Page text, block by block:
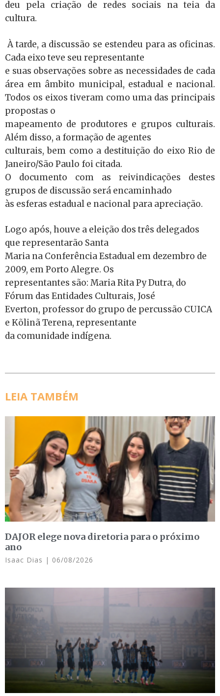
deu pela criação de redes sociais na teia da
cultura.
À tarde, a discussão se estendeu para as oficinas.
Cada eixo teve seu representante
e suas observações sobre as necessidades de cada
área em âmbito municipal, estadual e nacional.
Todos os eixos tiveram como uma das principais
propostas o
mapeamento de produtores e grupos culturais.
Além disso, a formação de agentes
culturais, bem como a destituição do eixo Rio de
Janeiro/São Paulo foi citada.
O documento com as reivindicações destes
grupos de discussão será encaminhado
às esferas estadual e nacional para apreciação.
Logo após, houve a eleição dos três delegados
que representarão Santa
Maria na Conferência Estadual em dezembro de
2009, em Porto Alegre. Os
representantes são: Maria Rita Py Dutra, do
Fórum das Entidades Culturais, José
Everton, professor do grupo de percussão CUICA
e Kõlinã Terena, representante
da comunidade indígena.
LEIA TAMBÉM
DAJOR elege nova diretoria para o próximo
ano
Isaac Dias 06/08/2026